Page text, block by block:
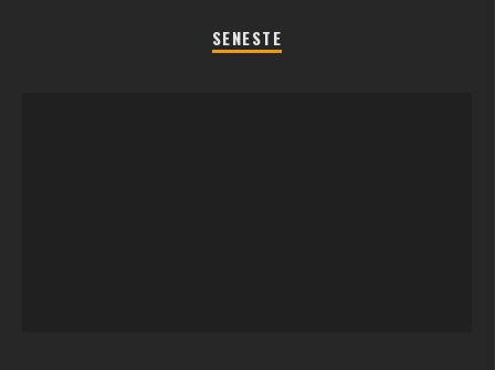
SENESTE